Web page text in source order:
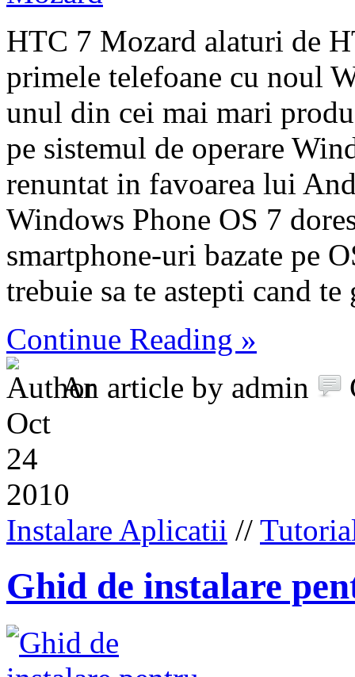
HTC 7 Mozard alaturi de
primele telefoane cu noul
unul din cei mai mari
pe sistemul de operare
renuntat in favoarea lui
Windows Phone OS 7
smartphone-uri bazate pe
trebuie sa te astepti cand
Continue Reading »
An article by admin
Oct
24
2010
Instalare Aplicatii //
Ghid de instalare